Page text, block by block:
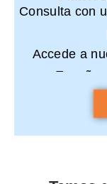
Consulta con
Accede a
España